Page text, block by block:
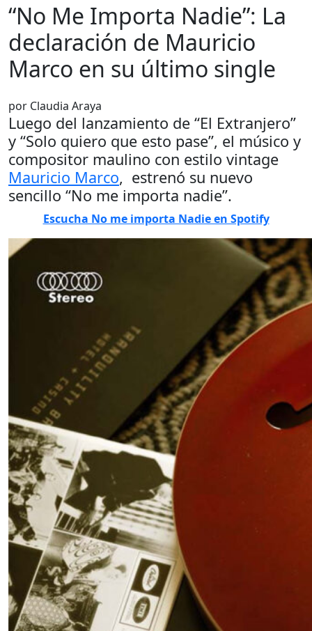
“No Me Importa Nadie”: La
declaración de Mauricio
Marco en su último single
por Claudia Araya
Luego del lanzamiento de “El Extranjero”
y “Solo quiero que esto pase”, el músico y
compositor maulino con estilo vintage
Mauricio Marco, estrenó su nuevo
sencillo “No me importa nadie”.
Escucha No me importa Nadie en Spotify